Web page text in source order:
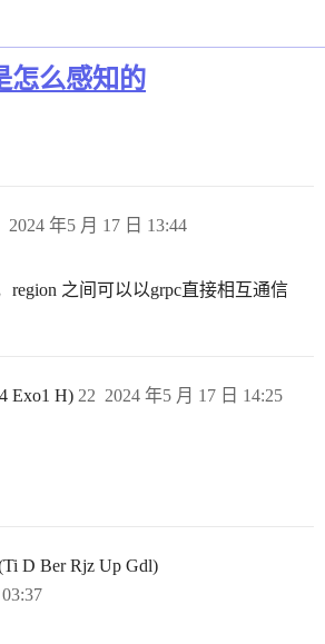
怎么感知的
2024 年5 月 17 日 13:44
region 之间可以以grpc直接相互通信
Exo1 H) 2024 年5 月 17 日 14:25
22
D Ber Rjz Up Gdl)